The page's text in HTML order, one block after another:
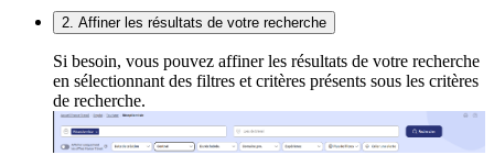
2. Affiner les résultats de votre recherche
Si besoin, vous pouvez affiner les résultats de votre recherche
en sélectionnant des filtres et critères présents sous les critères
de recherche.